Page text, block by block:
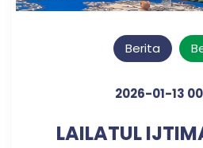
Berita
2026-01-13
LAILATUL